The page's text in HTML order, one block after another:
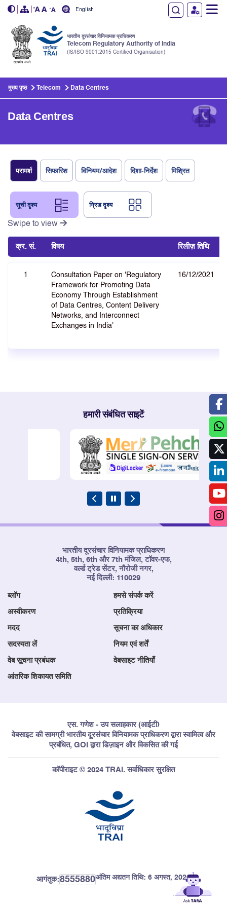
English
भारतीय दूरसंचार विनियामक प्राधिकरण
Telecom Regulatory Authority of India
(IS/ISO 9001:2015 Certified Organisation)
मुख्य पृष्ठ Telecom Data Centres
Data Centres
परामर्श सिफारिश विनियम/आदेश दिशा-निर्देश मिश्रित
सूची दृश्य ग्रिड दृश्य
Swipe to view
क्र. सं. विषय रिलीज़ तिथि
1
Consultation Paper on 'Regulatory
Framework for Promoting Data
Economy Through Establishment
of Data Centres, Content Delivery
Networks, and Interconnect
Exchanges in India'
16/12/2021
हमारी संबंधित साइटें
भारतीय दूरसंचार विनियामक प्राधिकरण
4th, 5th, 6th और 7th मंजिल, टॉवर-एफ,
वर्ल्ड ट्रेड सेंटर, नौरोजी नगर,
नई दिल्ली: 110029
ब्लॉग हमसे संपर्क करें
अस्वीकरण प्रतिक्रिया
मदद सूचना का अधिकार
सदस्यता लें नियम एवं शर्तें
वेब सूचना प्रबंधक वेबसाइट नीतियाँ
आंतरिक शिकायत समिति
एस. गणेश - उप सलाहकार (आईटी)
वेबसाइट की सामग्री भारतीय दूरसंचार विनियामक प्राधिकरण द्वारा स्वामित्व और
प्रबंधित, GOI द्वारा डिज़ाइन और विकसित की गई
कॉपीराइट © 2024 TRAI. सर्वाधिकार सुरक्षित
आगंतुक:8555880अंतिम अद्यतन तिथि: 6 अगस्त, 2026